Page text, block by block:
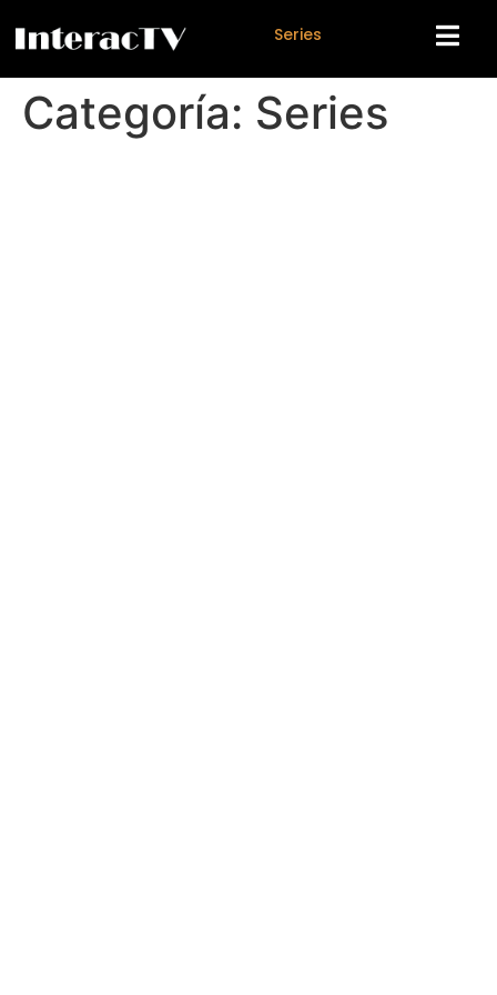
Series
Categoría: Series